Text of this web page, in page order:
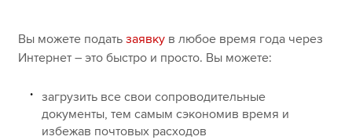
Вы можете податьзаявку в любое время года через
Интернет – это быстро и просто. Вы можете:
загрузить все свои сопроводительные
документы, тем самым сэкономив время и
избежав почтовых расходов